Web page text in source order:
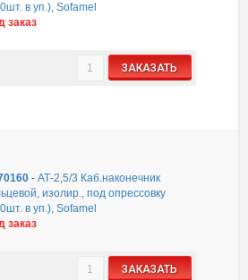
в уп.), Sofamel
заказ
ЗАКАЗАТЬ
-АТ-2,5/3 Каб.наконечник
изолир., под опрессовку
в уп.), Sofamel
заказ
ЗАКАЗАТЬ